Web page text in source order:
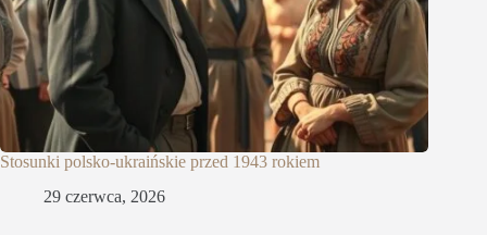
Stosunki polsko-ukraińskie przed 1943 rokiem
29 czerwca, 2026